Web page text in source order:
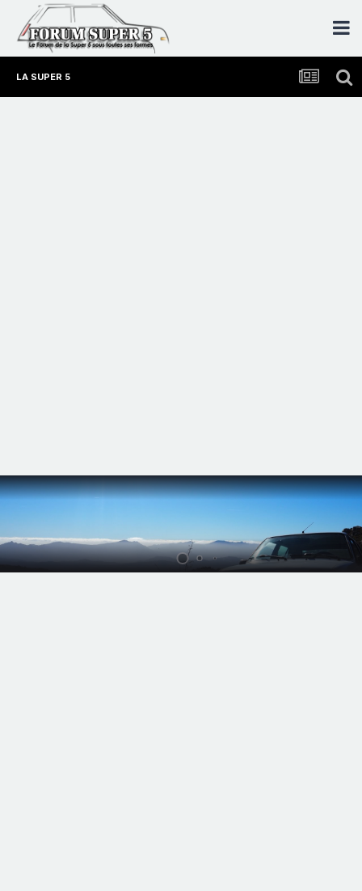
LA SUPER 5